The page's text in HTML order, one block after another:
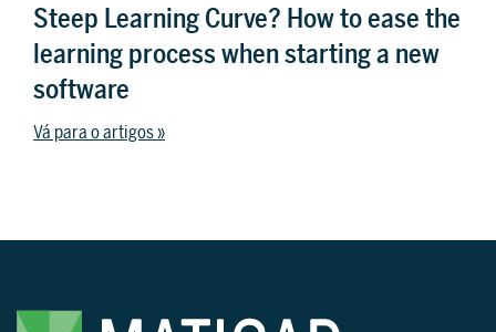
Steep Learning Curve? How to ease the
learning process when starting a new
software
Vá para o artigos »